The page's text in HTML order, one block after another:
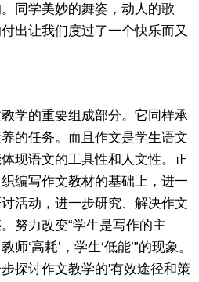
同学美妙的舞姿，动人的歌
出让我们度过了一个快乐而又
的重要组成部分。它同样承
的任务。而且作文是学生语文
现语文的工具性和人文性。正
编写作文教材的基础上，进一
活动，进一步研究、解决作文
努力改变“学生是写作的主
‘高耗’，学生‘低能’”的现象。
探讨作文教学的'有效途径和策